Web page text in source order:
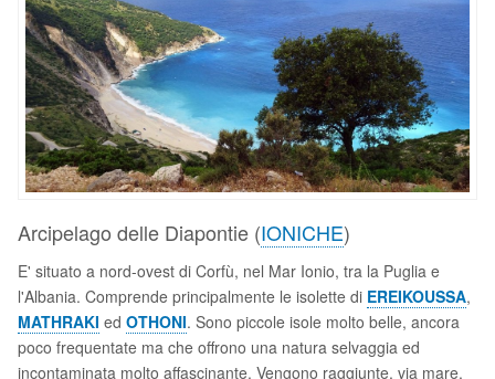
Arcipelago delle Diapontie (IONICHE)
E' situato a nord-ovest di Corfù, nel Mar Ionio, tra la Puglia e
l'Albania. Comprende principalmente le isolette di EREIKOUSSA,
MATHRAKI ed OTHONI. Sono piccole isole molto belle, ancora
poco frequentate ma che offrono una natura selvaggia ed
incontaminata molto affascinante. Vengono raggiunte, via mare,